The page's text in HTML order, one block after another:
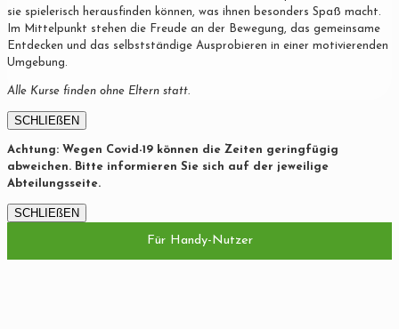
sie spielerisch herausfinden können, was ihnen besonders Spaß macht.
Im Mittelpunkt stehen die Freude an der Bewegung, das gemeinsame
Entdecken und das selbstständige Ausprobieren in einer motivierenden
Umgebung.
Alle Kurse finden ohne Eltern statt.
SCHLIEßEN
Achtung: Wegen Covid-19 können die Zeiten geringfügig
abweichen. Bitte informieren Sie sich auf der jeweilige
Abteilungsseite.
SCHLIEßEN
Für Handy-Nutzer